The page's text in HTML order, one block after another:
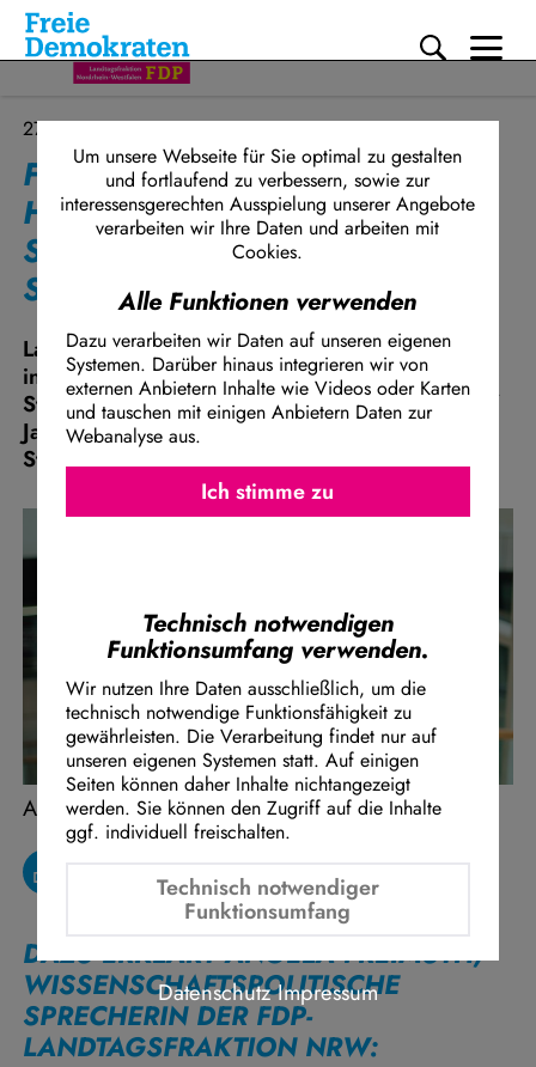
Direkt zum Inhalt
27.11.2025
Freimuth (FDP): Kürzungen bei
Hochschulen verschlechtern
Studienbedingungen für neue
Studierende
Laut IT.NRW sind im Wintersemester 2025/26
in Nordrhein-Westfalen rund 707.000
Studierende eingeschrieben – erstmals seit fünf
Jahren gibt es einen Anstieg bei den
Studierendenzahlen.
Angela Freimuth
DAZU ERKLÄRT ANGELA FREIMUTH,
WISSENSCHAFTSPOLITISCHE
SPRECHERIN DER FDP-
LANDTAGSFRAKTION NRW:
Um unsere Webseite für Sie optimal zu gestalten
und fortlaufend zu verbessern, sowie zur
interessensgerechten Ausspielung unserer Angebote
verarbeiten wir Ihre Daten und arbeiten mit
Cookies.
Technisch notwendigen
Funktionsumfang verwenden.
Wir nutzen Ihre Daten ausschließlich, um die
technisch notwendige Funktionsfähigkeit zu
gewährleisten. Die Verarbeitung findet nur auf
unseren eigenen Systemen statt. Auf einigen
Seiten können daher Inhalte nichtangezeigt
werden. Sie können den Zugriff auf die Inhalte
ggf. individuell freischalten.
Technisch notwendiger
Funktionsumfang
Alle Funktionen verwenden
Dazu verarbeiten wir Daten auf unseren eigenen
Systemen. Darüber hinaus integrieren wir von
externen Anbietern Inhalte wie Videos oder Karten
und tauschen mit einigen Anbietern Daten zur
Webanalyse aus.
Facebook Embed / Facebook Connect
Google Maps Embed
Ich stimme zu
Ich stimme
Datenschutz Impressum